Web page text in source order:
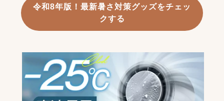
令和8年版！最新暑さ対策グッズをチェッ
クする